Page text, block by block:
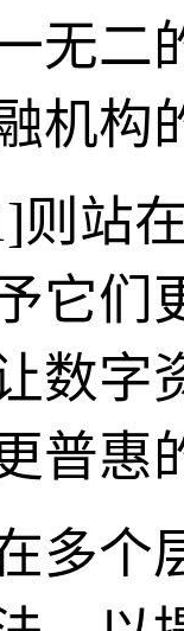
无二
机构
则站
它们
数字
普惠
多个